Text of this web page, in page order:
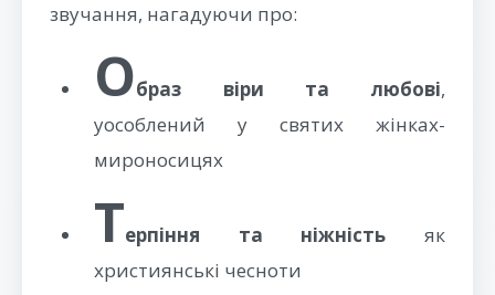
звучання, нагадуючи про:
Образ віри та любові,
уособлений у святих жінках-
мироносицях
Терпіння та ніжність як
християнські чесноти